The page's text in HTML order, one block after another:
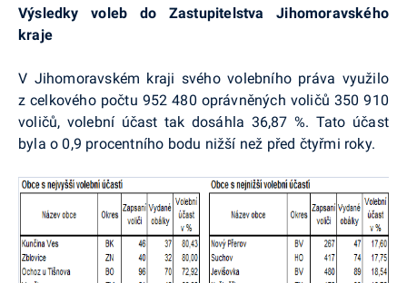
Výsledky voleb do Zastupitelstva Jihomoravského
kraje
V Jihomoravském kraji svého volebního práva využilo
z celkového počtu 952 480 oprávněných voličů 350 910
voličů, volební účast tak dosáhla 36,87 %. Tato účast
byla o 0,9 procentního bodu nižší než před čtyřmi roky.